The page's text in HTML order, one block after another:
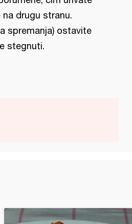
drugu stranu.
spremanja) ostavite
stegnuti.